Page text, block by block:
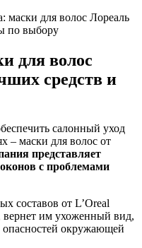
маски для волос Лореаль
по выбору
для волос
средств и
салонный уход
– маски для волос от
представляет
с проблемами
составов от L’Oreal
вернет им ухоженный вид,
окружающей